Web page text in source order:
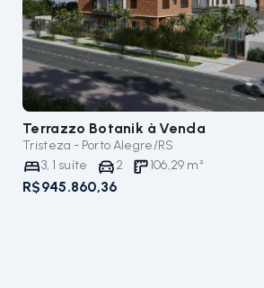
Terrazzo Botanik à Venda
Tristeza - Porto Alegre/RS
3, 1 suíte 2 106,29 m²
R$945.860,36